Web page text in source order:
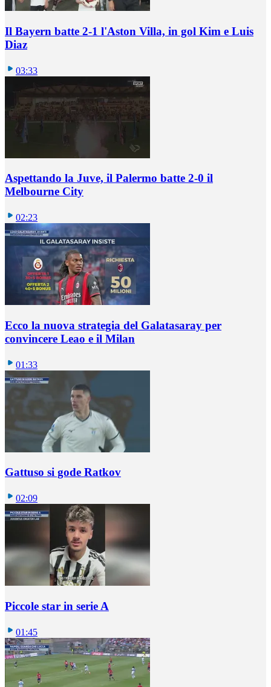
Il Bayern batte 2-1 l'Aston Villa, in gol Kim e Luis
Diaz
03:33
Aspettando la Juve, il Palermo batte 2-0 il
Melbourne City
02:23
Ecco la nuova strategia del Galatasaray per
convincere Leao e il Milan
01:33
Gattuso si gode Ratkov
02:09
Piccole star in serie A
01:45